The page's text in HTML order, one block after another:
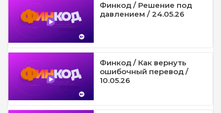
Финкод / Решение под
давлением / 24.05.26
Финкод / Как вернуть
ошибочный перевод /
10.05.26